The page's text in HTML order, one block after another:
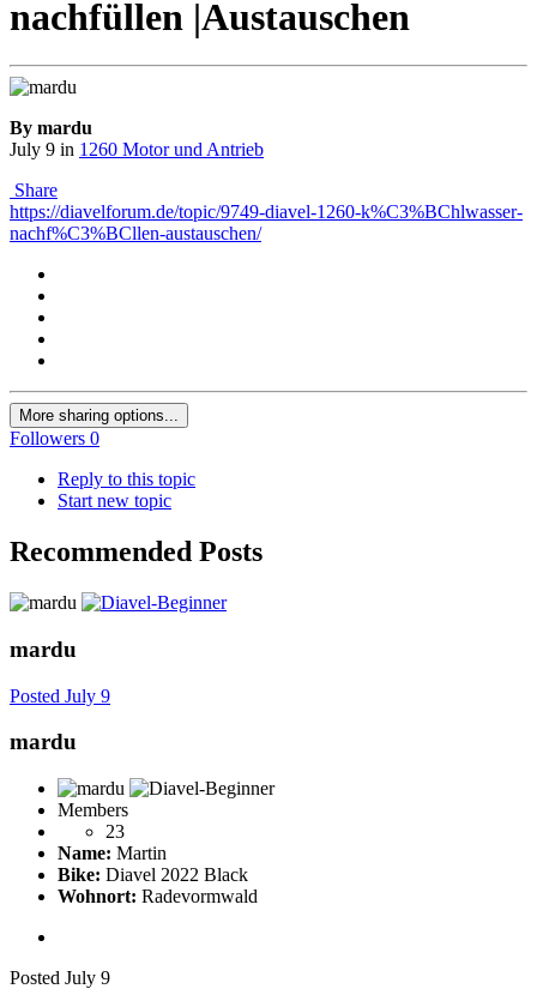
nachfüllen |Austauschen
By mardu
July 9 in 1260 Motor und Antrieb
Share
https://diavelforum.de/topic/9749-diavel-1260-k%C3%BChlwasser-
nachf%C3%BCllen-austauschen/
More sharing options...
Followers 0
Reply to this topic
Start new topic
Recommended Posts
mardu
Posted July 9
mardu
Members
23
Name: Martin
Bike: Diavel 2022 Black
Wohnort: Radevormwald
Posted July 9